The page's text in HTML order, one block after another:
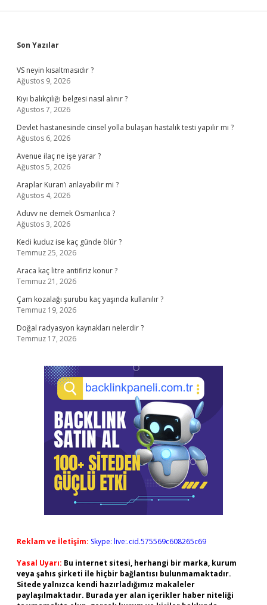
Sidebar
Son Yazılar
VS neyin kısaltmasıdır ?
Ağustos 9, 2026
Kıyı balıkçılığı belgesi nasıl alınır ?
Ağustos 7, 2026
Devlet hastanesinde cinsel yolla bulaşan hastalık testi yapılır mı ?
Ağustos 6, 2026
Avenue ilaç ne işe yarar ?
Ağustos 5, 2026
Araplar Kuran’ı anlayabilir mi ?
Ağustos 4, 2026
Aduvv ne demek Osmanlıca ?
Ağustos 3, 2026
Kedi kuduz ise kaç günde ölür ?
Temmuz 25, 2026
Araca kaç litre antifiriz konur ?
Temmuz 21, 2026
Çam kozalağı şurubu kaç yaşında kullanılır ?
Temmuz 19, 2026
Doğal radyasyon kaynakları nelerdir ?
Temmuz 17, 2026
Reklam ve İletişim: Skype: live:.cid.575569c608265c69
Yasal Uyarı: Bu internet sitesi, herhangi bir marka, kurum
veya şahıs şirketi ile hiçbir bağlantısı bulunmamaktadır.
Sitede yalnızca kendi hazırladığımız makaleler
paylaşılmaktadır. Burada yer alan içerikler haber niteliği